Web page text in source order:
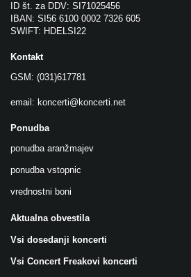
ID št. za DDV: SI71025456
IBAN: SI56 6100 0002 7326 605
SWIFT: HDELSI22
Kontakt
GSM: (031)617781
email: koncerti@koncerti.net
Ponudba
ponudba aranžmajev
ponudba vstopnic
vrednostni boni
Aktualna obvestila
Vsi dosedanji koncerti
Vsi Concert Freakovi koncerti